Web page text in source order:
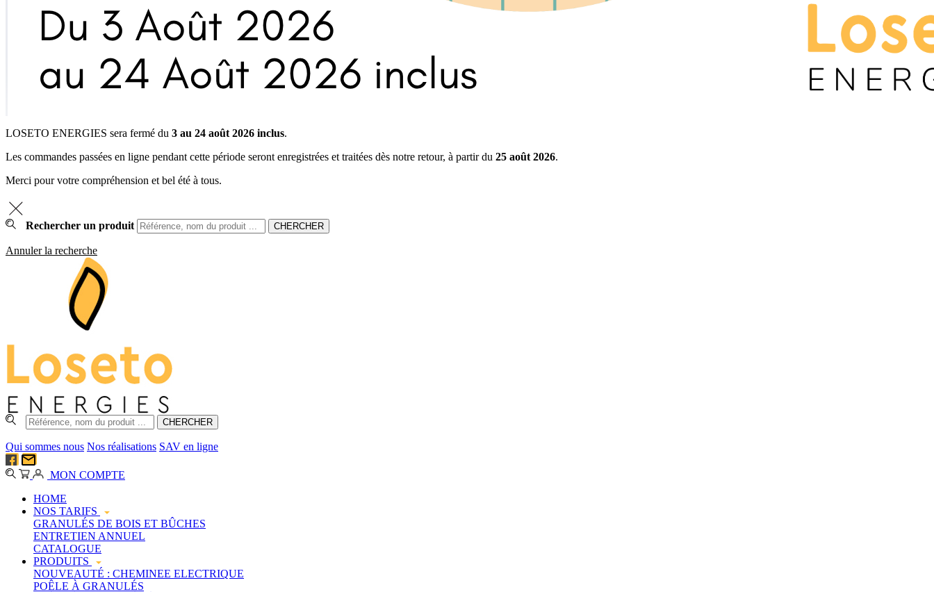
LOSETO ENERGIES sera fermé du 3 au 24 août 2026 inclus.
Les commandes passées en ligne pendant cette période seront enregistrées et traitées dès notre retour, à partir du 25 août 2026.
Merci pour votre compréhension et bel été à tous.
Rechercher un produit
Annuler la recherche
Qui sommes nous Nos réalisations SAV en ligne
MON COMPTE
HOME
NOS TARIFS
GRANULÉS DE BOIS ET BÛCHES
ENTRETIEN ANNUEL
CATALOGUE
PRODUITS
NOUVEAUTÉ : CHEMINEE ELECTRIQUE
POÊLE À GRANULÉS